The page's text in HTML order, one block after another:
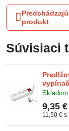
produkt
Súvisiaci
9,35 €
11,50 € s